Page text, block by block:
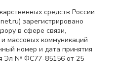
средств России
зарегистрировано
в сфере связи,
массовых коммуникаций
номер и дата принятия
Эл № ФС77-85156 от 25